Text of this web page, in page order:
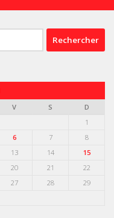
V S
D
1
6 7
8
13 14
15
20 21
22
27 28
29